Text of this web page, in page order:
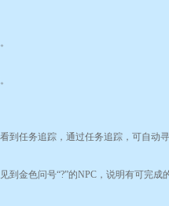
任务追踪，通过任务追踪，可自动
金色问号“?”的NPC，说明有可完成